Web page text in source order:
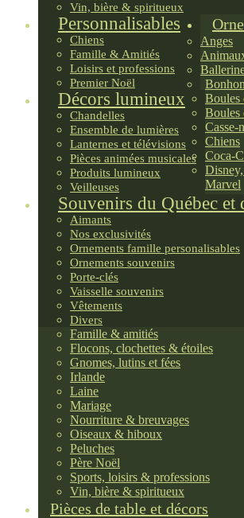
Vin, bière & spiritueux
Personnalisables
Chiens
Famille & Amitiés
Loisirs et professions
Premier Noël
Décors lumineux
Chandelles
Ensemble de lumières
Lanternes et télévisions
Pièces animées musicales
Produits lumineux
Veilleuses
Souvenirs du Québec et
Aimants
Nos exclusivités
Ornements famille personalisables
Ornements souvenirs
Porte-clés
Vaisselle souvenirs
Vêtements
Divers
Anges
Boules
Boules
Casse-
Chiens
Coca-
Marvel
Famille & amitiés
Flocons, clochettes & étoiles
Gnomes, lutins et fées
Irlande
Laine
Mariage
Nourriture & breuvages
Oiseaux & hiboux
Peluches
Père Noël
Sports, loisirs & professions
Vin, bière & spiritueux
Pièces de table et décors